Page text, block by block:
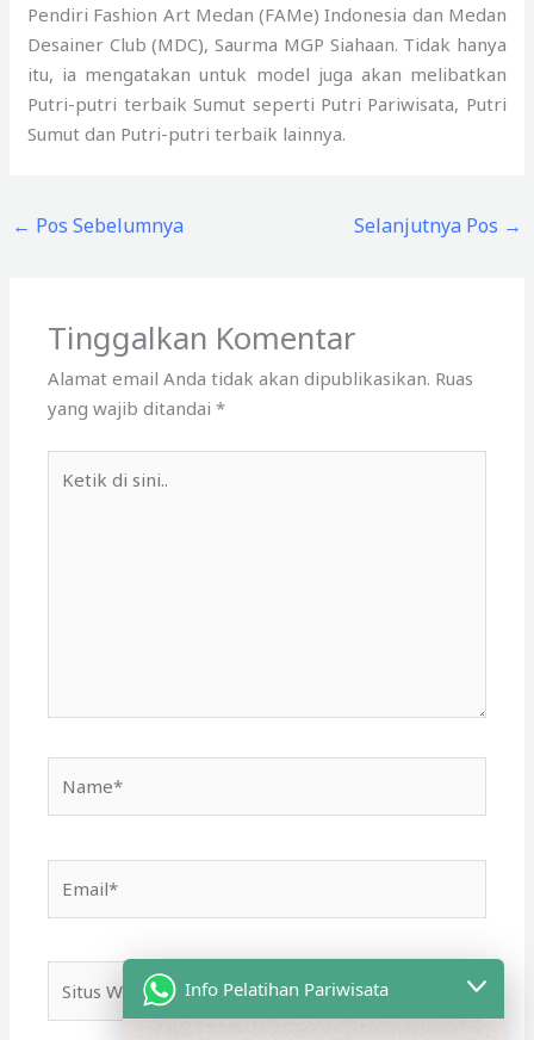
Pendiri Fashion Art Medan (FAMe) Indonesia dan Medan
Desainer Club (MDC), Saurma MGP Siahaan. Tidak hanya
itu, ia mengatakan untuk model juga akan melibatkan
Putri-putri terbaik Sumut seperti Putri Pariwisata, Putri
Sumut dan Putri-putri terbaik lainnya.
← Pos Sebelumnya Selanjutnya Pos →
Tinggalkan Komentar
Alamat email Anda tidak akan dipublikasikan. Ruas
yang wajib ditandai*
Web
Info Pelatihan Pariwisata